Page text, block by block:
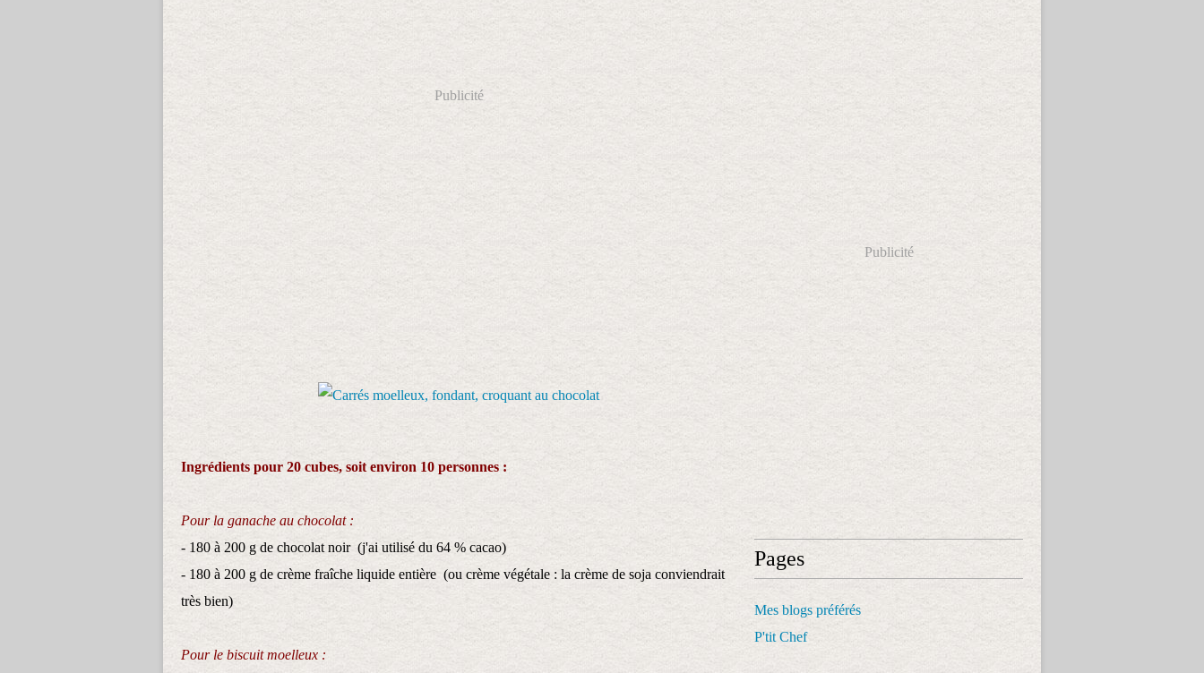
Publicité
Ingrédients pour 20 cubes, soit environ 10 personnes :
Pour la ganache au chocolat :
- 180 à 200 g de chocolat noir (j'ai utilisé du 64 % cacao)
- 180 à 200 g de crème fraîche liquide entière (ou crème végétale : la crème de soja conviendrait
très bien)
Pour le biscuit moelleux :
Publicité
Pages
Mes blogs préférés
P'tit Chef